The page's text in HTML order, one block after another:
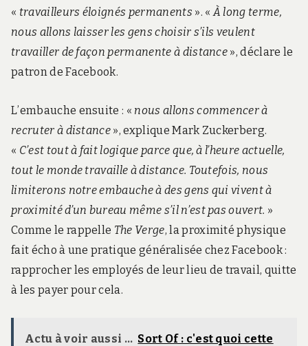
« travailleurs éloignés permanents ». «À long terme,
nous allons laisser les gens choisir s’ils veulent
travailler de façon permanente à distance », déclare le
patron de Facebook.
L’embauche ensuite : « nous allons commencer à
recruter à distance », explique Mark Zuckerberg.
« C’est tout à fait logique parce que, à l’heure actuelle,
tout le monde travaille à distance. Toutefois, nous
limiterons notre embauche à des gens qui vivent à
proximité d’un bureau même s’il n’est pas ouvert. »
Comme le rappelle The Verge, la proximité physique
fait écho à une pratique généralisée chez Facebook :
rapprocher les employés de leur lieu de travail, quitte
à les payer pour cela.
Actu à voir aussi ... Sort Of : c'est quoi cette